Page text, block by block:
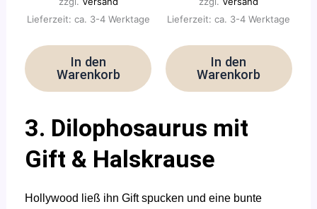
Lieferzeit: ca. 3-4 Werktage
In den
Warenkorb
Lieferzeit: ca. 3-4 Werktage
In den
Warenkorb
3. Dilophosaurus mit
Gift & Halskrause
Hollywood ließ ihn Gift spucken und eine bunte